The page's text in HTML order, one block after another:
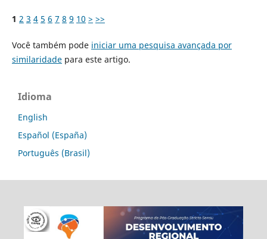
1 2 3 4 5 6 7 8 9 10 > >>
Você também pode iniciar uma pesquisa avançada por
similaridadepara este artigo.
Idioma
English
Español (España)
Português (Brasil)